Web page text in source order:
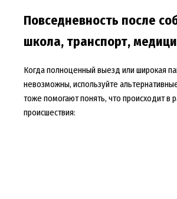
Повседневность после
школа, транспорт,
Когда полноценный выезд или широкая
невозможны, используйте
тоже помогают понять, что происходит в
происшествия: